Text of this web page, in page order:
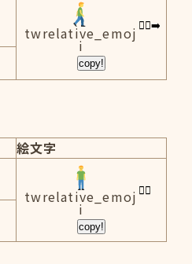
twrelative_emoj
i
copy!
絵文字
twrelative_emoj
i
copy!